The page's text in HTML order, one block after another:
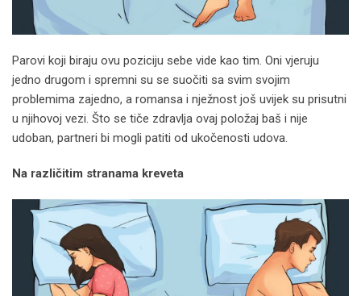
Parovi koji biraju ovu poziciju sebe vide kao tim. Oni vjeruju
jedno drugom i spremni su se suočiti sa svim svojim
problemima zajedno, a romansa i nježnost još uvijek su prisutni
u njihovoj vezi. Što se tiče zdravlja ovaj položaj baš i nije
udoban, partneri bi mogli patiti od ukočenosti udova.
Na različitim stranama kreveta